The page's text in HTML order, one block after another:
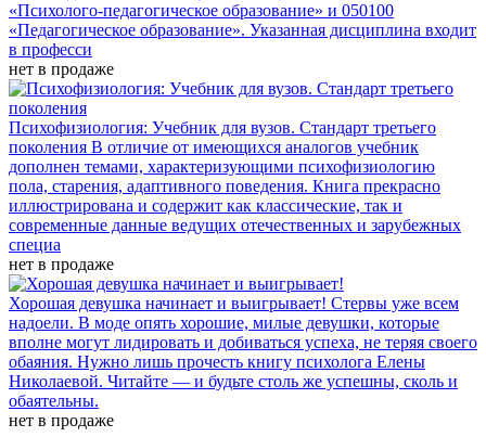
«Психолого-педагогическое образование» и 050100
«Педагогическое образование». Указанная дисциплина входит
в професси
нет в продаже
Психофизиология: Учебник для вузов. Стандарт третьего
поколения В отличие от имеющихся аналогов учебник
дополнен темами, характеризующими психофизиологию
пола, старения, адаптивного поведения. Книга прекрасно
иллюстрирована и содержит как классические, так и
современные данные ведущих отечественных и зарубежных
специа
нет в продаже
Хорошая девушка начинает и выигрывает! Стервы уже всем
надоели. В моде опять хорошие, милые девушки, которые
вполне могут лидировать и добиваться успеха, не теряя своего
обаяния. Нужно лишь прочесть книгу психолога Елены
Николаевой. Читайте — и будьте столь же успешны, сколь и
обаятельны.
нет в продаже